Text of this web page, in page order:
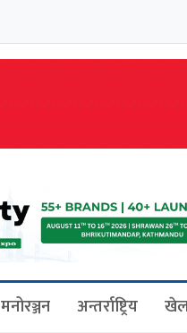
मनोरञ्जन अन्तर्राष्ट्रिय